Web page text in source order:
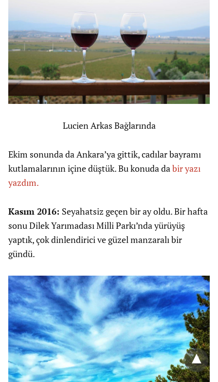
Lucien Arkas Bağlarında
Ekim sonunda da Ankara’ya gittik, cadılar bayramı
kutlamalarının içine düştük. Bu konuda dabir yazı
yazdım.
Kasım 2016: Seyahatsiz geçen bir ay oldu. Bir hafta
sonu Dilek Yarımadası Milli Parkı’nda yürüyüş
yaptık, çok dinlendirici ve güzel manzaralı bir
gündü.